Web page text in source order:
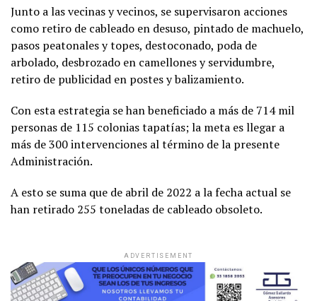
Junto a las vecinas y vecinos, se supervisaron acciones
como retiro de cableado en desuso, pintado de machuelo,
pasos peatonales y topes, destoconado, poda de
arbolado, desbrozado en camellones y servidumbre,
retiro de publicidad en postes y balizamiento.
Con esta estrategia se han beneficiado a más de 714 mil
personas de 115 colonias tapatías; la meta es llegar a
más de 300 intervenciones al término de la presente
Administración.
A esto se suma que de abril de 2022 a la fecha actual se
han retirado 255 toneladas de cableado obsoleto.
ADVERTISEMENT